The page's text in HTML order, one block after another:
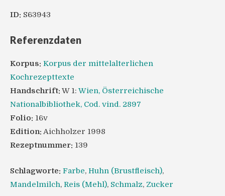
ID: S63943
Referenzdaten
Korpus: Korpus der mittelalterlichen
Kochrezepttexte
Handschrift: W 1: Wien, Österreichische
Nationalbibliothek, Cod. vind. 2897
Folio: 16v
Edition: Aichholzer 1998
Rezeptnummer: 139
Schlagworte: Farbe, Huhn (Brustfleisch),
Mandelmilch, Reis (Mehl), Schmalz, Zucker